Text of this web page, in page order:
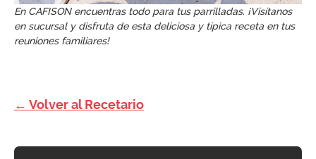
En CAFISON encuentras todo para tus parrilladas. ¡Visítanos
en sucursal y disfruta de esta deliciosa y típica receta en tus
reuniones familiares!
← Volver al Recetario